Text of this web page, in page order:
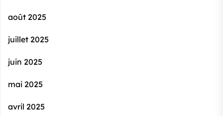
août 2025
juillet 2025
juin 2025
mai 2025
avril 2025